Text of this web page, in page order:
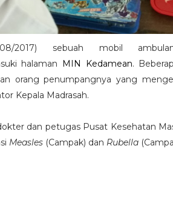
2017) sebuah mobil
halaman MIN Kedamean.
orang penumpangnya yang
Kepala Madrasah.
dan petugas Pusat Kesehatan
Measles (Campak) dan Rubella